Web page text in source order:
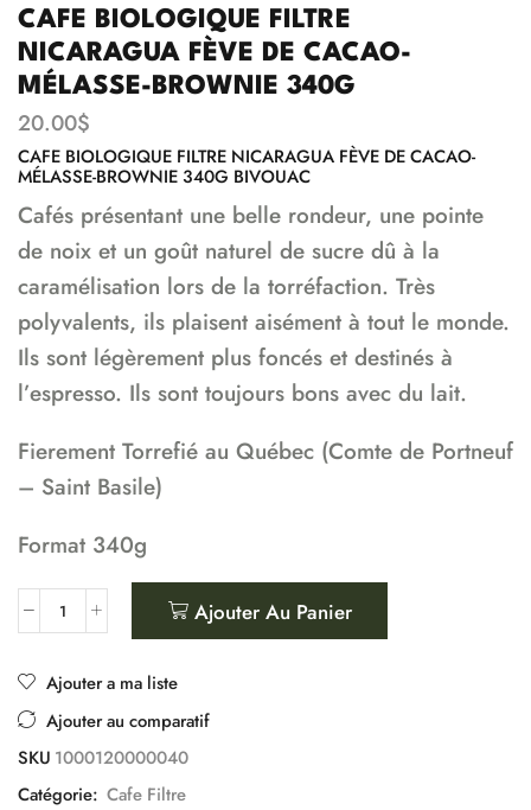
CAFE BIOLOGIQUE FILTRE
NICARAGUA FÈVE DE CACAO-
MÉLASSE-BROWNIE 340G
20.00$
CAFE BIOLOGIQUE FILTRE NICARAGUA FÈVE DE CACAO-
MÉLASSE-BROWNIE 340G BIVOUAC
Cafés présentant une belle rondeur, une pointe
de noix et un goût naturel de sucre dû à la
caramélisation lors de la torréfaction. Très
polyvalents, ils plaisent aisément à tout le monde.
Ils sont légèrement plus foncés et destinés à
l’espresso. Ils sont toujours bons avec du lait.
Fierement Torrefié au Québec (Comte de Portneuf
– Saint Basile)
Format 340g
Ajouter Au Panier
Ajouter a ma liste
Ajouter au comparatif
SKU 1000120000040
Catégorie: Cafe Filtre